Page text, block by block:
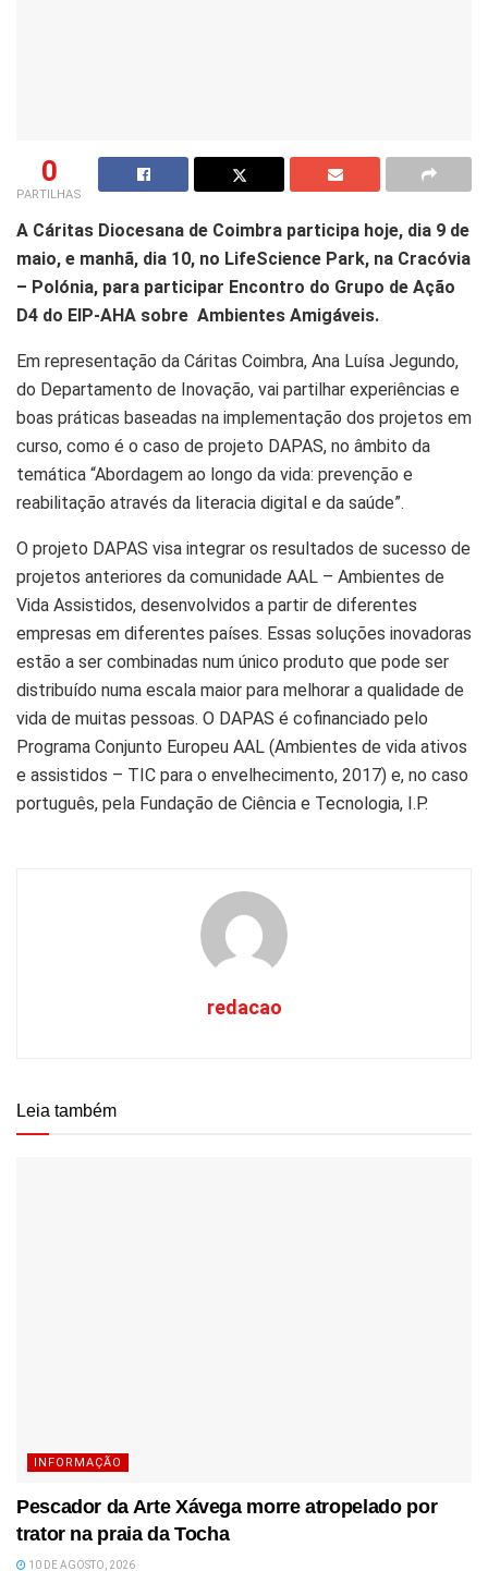
0
PARTILHAS
A Cáritas Diocesana de Coimbra participa hoje, dia 9 de
maio, e manhã, dia 10, no LifeScience Park, na Cracóvia
– Polónia, para participar Encontro do Grupo de Ação
D4 do EIP-AHA sobre Ambientes Amigáveis.
Em representação da Cáritas Coimbra, Ana Luísa Jegundo,
do Departamento de Inovação, vai partilhar experiências e
boas práticas baseadas na implementação dos projetos em
curso, como é o caso de projeto DAPAS, no âmbito da
temática “Abordagem ao longo da vida: prevenção e
reabilitação através da literacia digital e da saúde”.
O projeto DAPAS visa integrar os resultados de sucesso de
projetos anteriores da comunidade AAL – Ambientes de
Vida Assistidos, desenvolvidos a partir de diferentes
empresas em diferentes países. Essas soluções inovadoras
estão a ser combinadas num único produto que pode ser
distribuído numa escala maior para melhorar a qualidade de
vida de muitas pessoas. O DAPAS é cofinanciado pelo
Programa Conjunto Europeu AAL (Ambientes de vida ativos
e assistidos – TIC para o envelhecimento, 2017) e, no caso
português, pela Fundação de Ciência e Tecnologia, I.P.
redacao
Leia também
INFORMAÇÃO
Pescador da Arte Xávega morre atropelado por
trator na praia da Tocha
10 DE AGOSTO, 2026